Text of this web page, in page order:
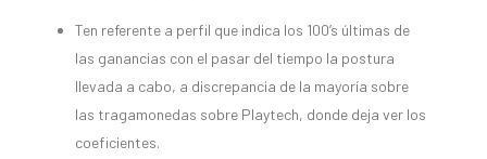
Ten referente a perfil que indica los 100’s últimas de
las ganancias con el pasar del tiempo la postura
llevada a cabo, a discrepancia de la mayoría sobre
las tragamonedas sobre Playtech, donde deja ver los
coeficientes.